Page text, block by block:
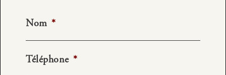
Nom *
Téléphone *